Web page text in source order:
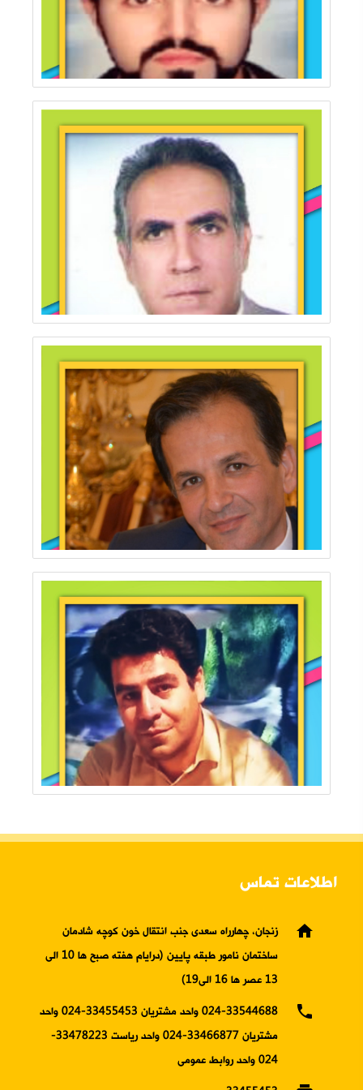
اطلاعات تماس
home
زنجان، چهارراه سعدی جنب انتقال خون کوچه شادمان
ساختمان نامور طبقه پایین (درایام هفته صبح ها 10 الی
13 عصر ها 16 الی19)
phone
024-33544688 واحد مشتریان 33455453-024 واحد
مشتریان 33466877-024 واحد ریاست 33478223-
024 واحد روابط عمومی